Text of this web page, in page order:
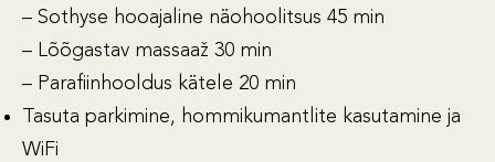
– Sothyse hooajaline näohoolitsus 45 min
– Lõõgastav massaaž 30 min
– Parafiinhooldus kätele 20 min
Tasuta parkimine, hommikumantlite kasutamine ja
WiFi